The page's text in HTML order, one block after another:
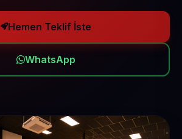
Hemen Teklif İste
WhatsApp